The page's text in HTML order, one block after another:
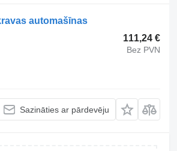
automašīnas
111,24 €
Bez PVN
Sazināties ar pārdevēju